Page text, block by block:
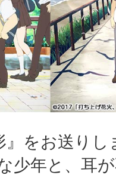
』をお送り
少年と、耳